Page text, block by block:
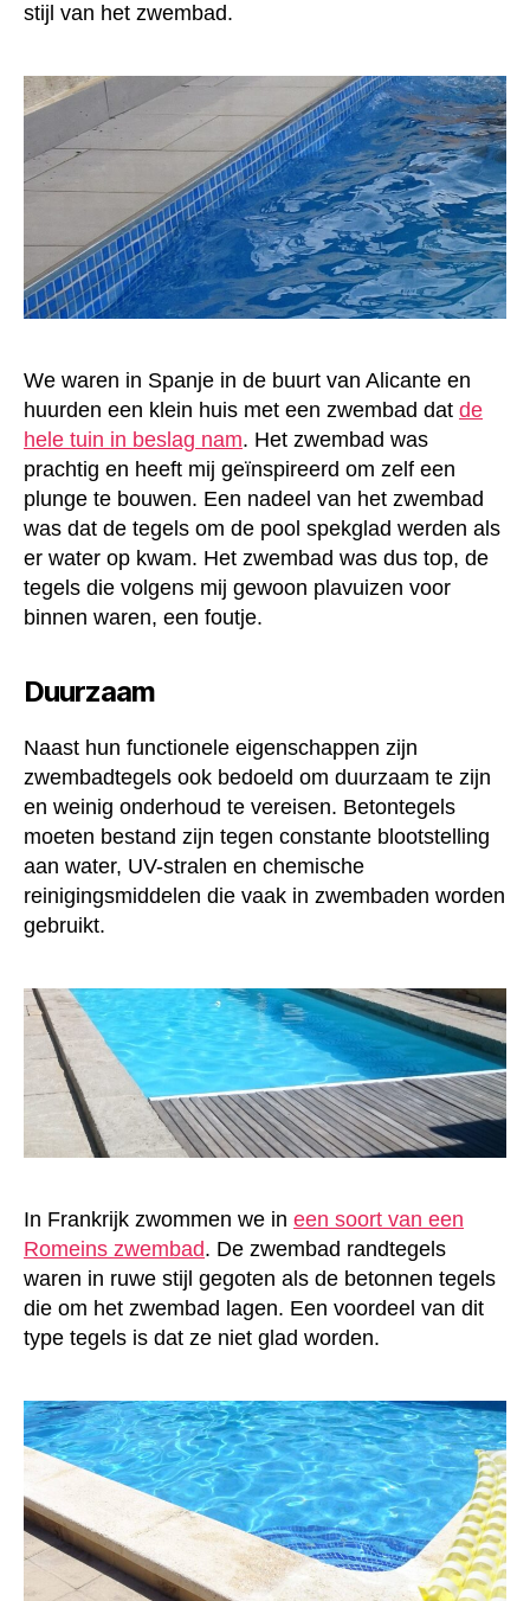
stijl van het zwembad.
We waren in Spanje in de buurt van Alicante en
huurden een klein huis met een zwembad dat de
hele tuin in beslag nam. Het zwembad was
prachtig en heeft mij geïnspireerd om zelf een
plunge te bouwen. Een nadeel van het zwembad
was dat de tegels om de pool spekglad werden als
er water op kwam. Het zwembad was dus top, de
tegels die volgens mij gewoon plavuizen voor
binnen waren, een foutje.
Duurzaam
Naast hun functionele eigenschappen zijn
zwembadtegels ook bedoeld om duurzaam te zijn
en weinig onderhoud te vereisen. Betontegels
moeten bestand zijn tegen constante blootstelling
aan water, UV-stralen en chemische
reinigingsmiddelen die vaak in zwembaden worden
gebruikt.
In Frankrijk zwommen we in een soort van een
Romeins zwembad. De zwembad randtegels
waren in ruwe stijl gegoten als de betonnen tegels
die om het zwembad lagen. Een voordeel van dit
type tegels is dat ze niet glad worden.